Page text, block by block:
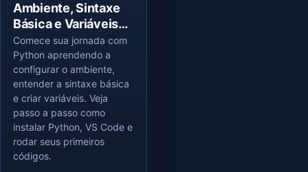
Ambiente, Sintaxe
Básica e Variáveis
em Python —
Bootcamp Dia 1
Comece sua jornada com
Python aprendendo a
configurar o ambiente,
entender a sintaxe básica
e criar variáveis. Veja
passo a passo como
instalar Python, VS Code e
rodar seus primeiros
códigos.